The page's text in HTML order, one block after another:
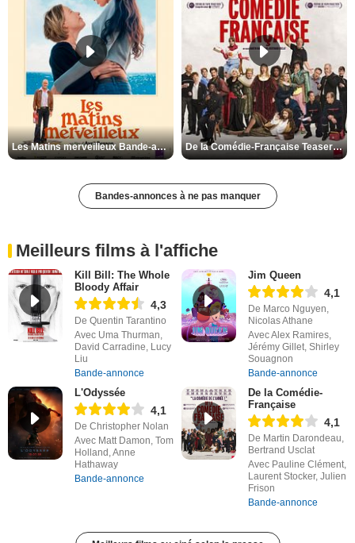
Les Matins merveilleux Bande-annonce VF De la Comédie-Française Teaser VF
Bandes-annonces à ne pas manquer
Meilleurs films à l'affiche
Kill Bill: The Whole
Bloody Affair
4,3
De Quentin Tarantino
Avec Uma Thurman,
David Carradine, Lucy
Liu
Bande-annonce
Jim Queen
4,1
De Marco Nguyen,
Nicolas Athane
Avec Alex Ramires,
Jérémy Gillet, Shirley
Souagnon
Bande-annonce
L'Odyssée
4,1
De Christopher Nolan
Avec Matt Damon, Tom
Holland, Anne
Hathaway
Bande-annonce
De la Comédie-
Française
4,1
De Martin Darondeau,
Bertrand Usclat
Avec Pauline Clément,
Laurent Stocker, Julien
Frison
Bande-annonce